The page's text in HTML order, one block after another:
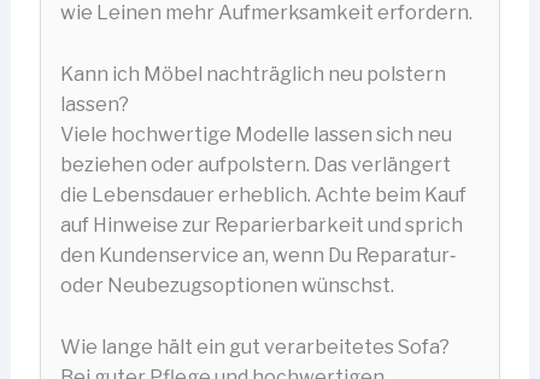
wie Leinen mehr Aufmerksamkeit erfordern.
Kann ich Möbel nachträglich neu polstern
lassen?
Viele hochwertige Modelle lassen sich neu
beziehen oder aufpolstern. Das verlängert
die Lebensdauer erheblich. Achte beim Kauf
auf Hinweise zur Reparierbarkeit und sprich
den Kundenservice an, wenn Du Reparatur‑
oder Neubezugsoptionen wünschst.
Wie lange hält ein gut verarbeitetes Sofa?